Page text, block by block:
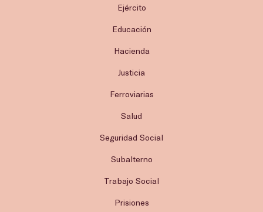
Ejército
Educación
Hacienda
Justicia
Ferroviarias
Salud
Seguridad Social
Subalterno
Trabajo Social
Prisiones